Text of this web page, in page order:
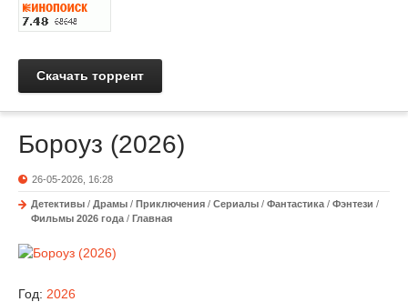
Скачать торрент
Бороуз (2026)
26-05-2026, 16:28
Детективы / Драмы / Приключения / Сериалы / Фантастика / Фэнтези /
Фильмы 2026 года / Главная
Год: 2026